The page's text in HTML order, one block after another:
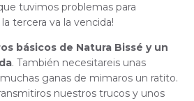
tuvimos problemas para
tercera va la vencida!
básicos de Natura Bissé y un
. También necesitareis unas
ganas de mimaros un ratito.
nuestros trucos y unos